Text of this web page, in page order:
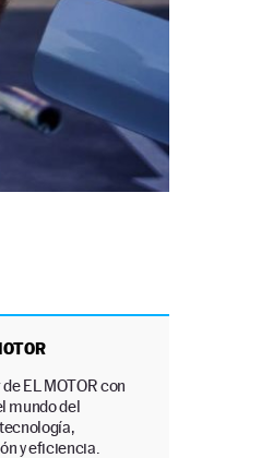
EL MOTOR con
mundo del
y eficiencia.